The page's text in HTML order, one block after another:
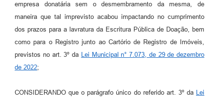
empresa donatária sem o desmembramento da mesma, de
maneira que tal imprevisto acabou impactando no cumprimento
dos prazos para a lavratura da Escritura Pública de Doação, bem
como para o Registro junto ao Cartório de Registro de Imóveis,
previstos no art. 3º da Lei Municipal n° 7.073, de 29 de dezembro
de 2022;
CONSIDERANDO que o parágrafo único do referido art. 3º da Lei